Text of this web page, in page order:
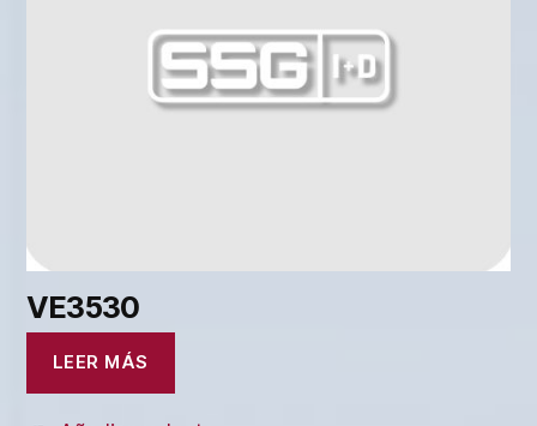
VE3530
LEER MÁS